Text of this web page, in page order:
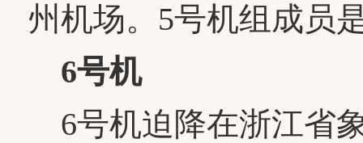
州机场。5号机组成员
6号机
6号机迫降在浙江省